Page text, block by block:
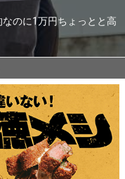
のに1万円ちょっとと高